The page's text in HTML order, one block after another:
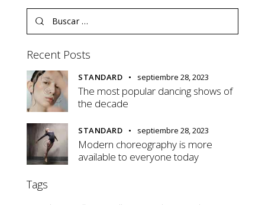
Recent Posts
STANDARD septiembre 28, 2023
The most popular dancing shows of
the decade
STANDARD septiembre 28, 2023
Modern choreography is more
available to everyone today
Tags